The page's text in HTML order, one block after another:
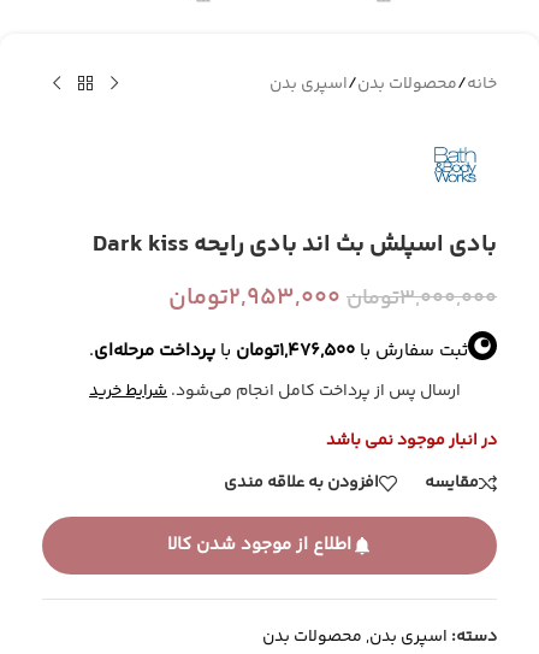
خانه/محصولات بدن/اسپری بدن
بادی اسپلش بث اند بادی رایحه Dark kiss
3,000,000تومان 2,953,000تومان
ثبت سفارش با 1,476,500تومان با پرداخت مرحله‌ای.
ارسال پس از پرداخت کامل انجام می‌شود.شرایط خرید
در انبار موجود نمی باشد
مقایسه
افزودن به علاقه مندی
اطلاع از موجود شدن کالا
دسته: اسپری بدن,محصولات بدن